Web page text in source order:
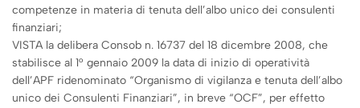
competenze in materia di tenuta dell’albo unico dei consulenti
finanziari;
VISTA la delibera Consob n. 16737 del 18 dicembre 2008, che
stabilisce al 1° gennaio 2009 la data di inizio di operatività
dell’APF ridenominato “Organismo di vigilanza e tenuta dell’albo
unico dei Consulenti Finanziari”, in breve “OCF”, per effetto